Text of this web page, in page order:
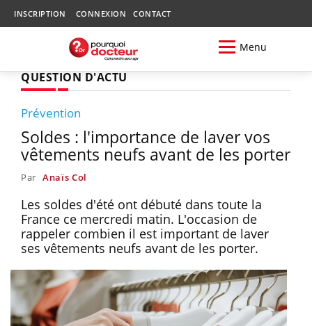
INSCRIPTION CONNEXION CONTACT
Menu
QUESTION D'ACTU
Prévention
Soldes : l'importance de laver vos
vêtements neufs avant de les porter
Par Anaïs Col
Les soldes d'été ont débuté dans toute la
France ce mercredi matin. L'occasion de
rappeler combien il est important de laver
ses vêtements neufs avant de les porter.